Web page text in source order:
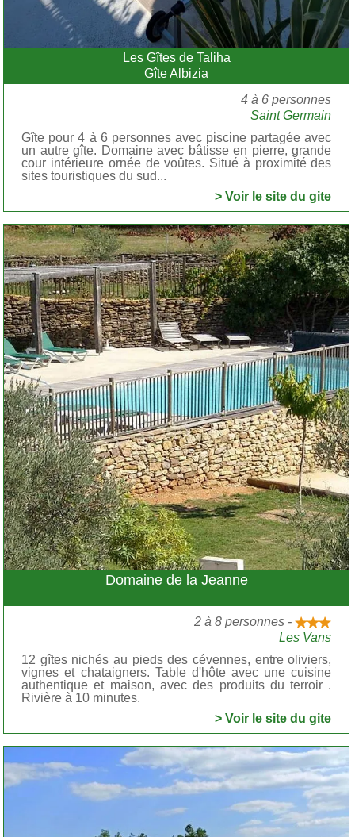
Les Gîtes de Taliha
Gîte Albizia
4 à 6 personnes
Saint Germain
Gîte pour 4 à 6 personnes avec piscine partagée avec
un autre gîte. Domaine avec bâtisse en pierre, grande
cour intérieure ornée de voûtes. Situé à proximité des
sites touristiques du sud...
> Voir le site du gite
Domaine de la Jeanne
2 à 8 personnes -
Les Vans
12 gîtes nichés au pieds des cévennes, entre oliviers,
vignes et chataigners. Table d'hôte avec une cuisine
authentique et maison, avec des produits du terroir .
Rivière à 10 minutes.
> Voir le site du gite